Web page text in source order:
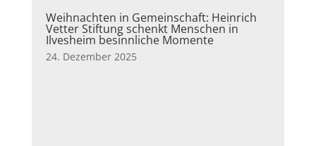
Weihnachten in Gemeinschaft: Heinrich
Vetter Stiftung schenkt Menschen in
Ilvesheim besinnliche Momente
24. Dezember 2025